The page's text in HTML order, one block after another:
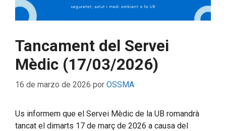
Tancament del Servei
Mèdic (17/03/2026)
16 de marzo de 2026 por OSSMA
Us informem que el Servei Mèdic de la UB romandrà
tancat el dimarts 17 de març de 2026 a causa del